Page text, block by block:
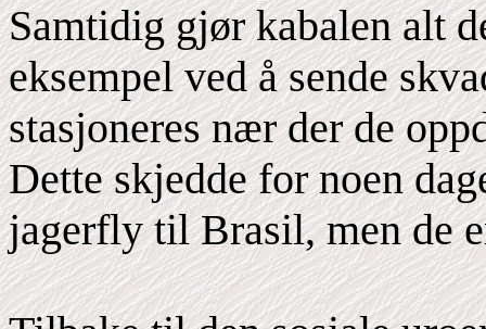
Samtidig gjør kabalen alt
eksempel ved å sende
stasjoneres nær der de
Dette skjedde for noen
jagerfly til Brasil, men de